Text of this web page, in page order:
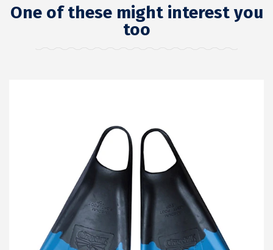
One of these might interest you
too